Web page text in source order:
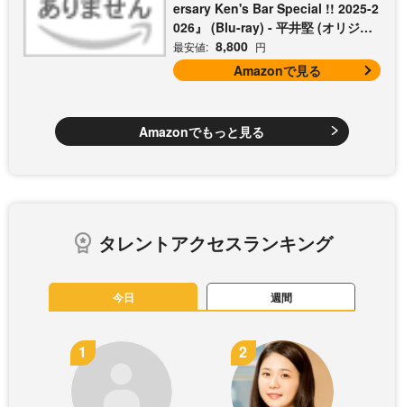
ersary Ken's Bar Special !! 2025-2
026』 (Blu-ray) - 平井堅 (オリジナ
ルライブフォトシートセット3枚組
付)
最安値: 8,800 円
Amazonで見る
Amazonでもっと見る
タレントアクセスランキング
今日 週間